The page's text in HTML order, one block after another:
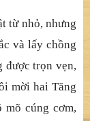
từ nhỏ, nhưng
và lấy chồng
được trọn vẹn,
mời hai Tăng
mõ cúng cơm,